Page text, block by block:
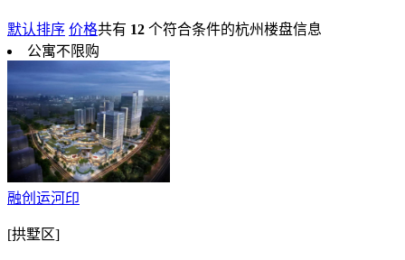
默认排序 价格共有 12 个符合条件的杭州楼盘信息
公寓不限购
融创运河印
[拱墅区]